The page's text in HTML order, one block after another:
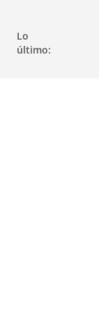
contenido
navegación
contenido
Lo
último: